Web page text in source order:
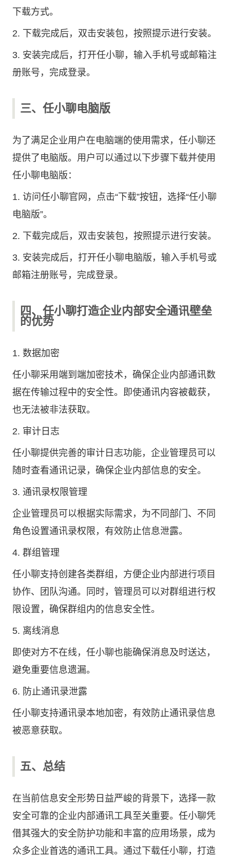
下载方式。
2. 下载完成后，双击安装包，按照提示进行安装。
3. 安装完成后，打开任小聊，输入手机号或邮箱注
册账号，完成登录。
三、任小聊电脑版
为了满足企业用户在电脑端的使用需求，任小聊还
提供了电脑版。用户可以通过以下步骤下载并使用
任小聊电脑版：
1. 访问任小聊官网，点击“下载”按钮，选择“任小聊
电脑版”。
2. 下载完成后，双击安装包，按照提示进行安装。
3. 安装完成后，打开任小聊电脑版，输入手机号或
邮箱注册账号，完成登录。
四、任小聊打造企业内部安全通讯壁垒
的优势
1. 数据加密
任小聊采用端到端加密技术，确保企业内部通讯数
据在传输过程中的安全性。即使通讯内容被截获，
也无法被非法获取。
2. 审计日志
任小聊提供完善的审计日志功能，企业管理员可以
随时查看通讯记录，确保企业内部信息的安全。
3. 通讯录权限管理
企业管理员可以根据实际需求，为不同部门、不同
角色设置通讯录权限，有效防止信息泄露。
4. 群组管理
任小聊支持创建各类群组，方便企业内部进行项目
协作、团队沟通。同时，管理员可以对群组进行权
限设置，确保群组内的信息安全性。
5. 离线消息
即使对方不在线，任小聊也能确保消息及时送达，
避免重要信息遗漏。
6. 防止通讯录泄露
任小聊支持通讯录本地加密，有效防止通讯录信息
被恶意获取。
五、总结
在当前信息安全形势日益严峻的背景下，选择一款
安全可靠的企业内部通讯工具至关重要。任小聊凭
借其强大的安全防护功能和丰富的应用场景，成为
众多企业首选的通讯工具。通过下载任小聊，打造